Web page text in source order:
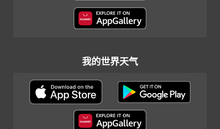
我的世界天气